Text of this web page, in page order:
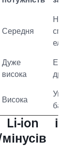
Середня
Дуже
висока
Висока
Li‑ion і